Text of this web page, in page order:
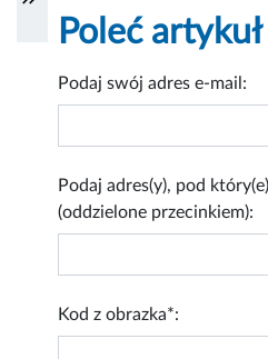
Poleć
Podaj swój adres e-mail:
Podaj adres(y), pod
(oddzielone przecinkiem):
Kod z obrazka*: